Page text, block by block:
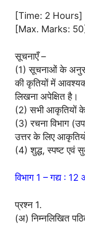
[Time: 2 Hours]
[Max. Marks: 50]
सूचनाएँ –
(1) सूचनाओं के
की कृतियों में
लिखना अपेक्षित है।
(2) सभी आकृतियों के
(3) रचना विभाग
उत्तर के लिए
(4) शुद्ध, स्पष्ट एवं
विभाग 1 – गद्य :
प्रश्न 1.
(अ) निम्नलिखित